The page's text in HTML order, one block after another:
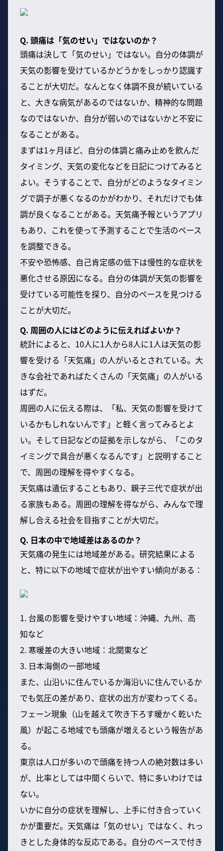
Q. 頭痛は「気のせい」ではないのか？
頭痛は決して「気のせい」ではない。自分の体調が
天気の影響を受けているかどうかをしっかり認識す
ることが大切だ。なんとなく体調不良が続いている
と、大きな病気があるのではないか、精神的な問題
なのではないか、自分が弱いのではないかと不安に
なることがある。
まずは1ヶ月ほど、自分の体調と痛み止めを飲んだ
タイミング、天気の変化などを日記につけてみると
よい。そうすることで、自分がどのようなタイミン
グで調子が悪くなるのかがわかり、それだけでも体
調が良くなることがある。天気痛予報というアプリ
もあり、これを使って予測することで生活のペース
を調整できる。
不安や恐怖感、自己肯定感の低下は慢性的な症状を
悪化させる原因になる。自分の体調が天気の影響を
受けている可能性を探り、自分のペースを見つける
ことが大切だ。
Q. 周囲の人にはどのように伝えればよいか？
統計によると、10人に1人から8人に1人は天気の影
響を受ける「天気痛」の人がいるとされている。大
きな会社であればたくさんの「天気痛」の人がいる
はずだ。
周囲の人に伝える際は、「私、天気の影響を受けて
いるかもしれないんです」と軽く言ってみるとよ
い。そして日記などの証拠を示しながら、「このタ
イミングで具合が悪くなるんです」と説明すること
で、周囲の理解を得やすくなる。
天気痛は遺伝することもあり、親子三代で症状が出
る家族もある。周囲の理解を得ながら、みんなで理
解し合える社会を目指すことが大切だ。
Q. 日本の中で地域差はあるのか？
天気痛の発生には地域差がある。研究結果による
と、特に以下の地域で症状が出やすい傾向がある：
1. 台風の影響を受けやすい地域：沖縄、九州、高
知など
2. 寒暖差の大きい地域：北関東など
3. 日本海側の一部地域
また、山沿いに住んでいるか海沿いに住んでいるか
でも気圧の差があり、症状の出方が変わってくる。
フェーン現象（山を越えて吹き下ろす暖かく乾いた
風）が起こる地域でも頭痛が増えるという報告があ
る。
東京は人口が多いので頭痛を持つ人の絶対数は多い
が、比率としては中間くらいで、特に多いわけでは
ない。
いかに自分の症状を理解し、上手に付き合っていく
かが重要だ。天気痛は「気のせい」ではなく、れっ
きとした身体的な反応である。自分のペースで付き